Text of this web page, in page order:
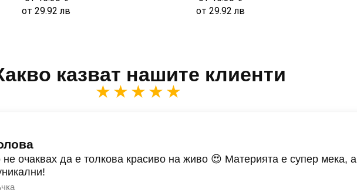
от29.92лв
от 29.92лв
казват нашите клиенти
★★★★★
не очаквах да е толкова красиво на живо 😍 Материята е супер мека, а